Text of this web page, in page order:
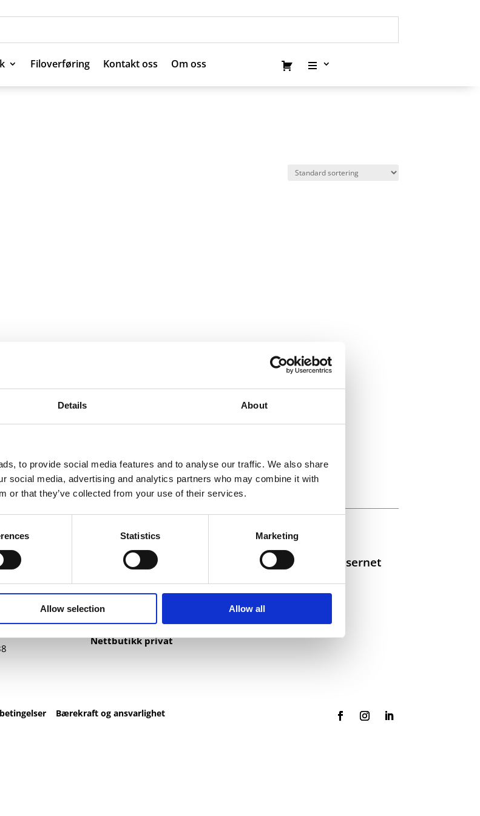
Details About
to provide social media features and to analyse our traffic. We also share
social media, advertising and analytics partners who may combine it with
or that they’ve collected from your use of their services.
Statistics Marketing
Allow selection Allow all
Filoverføring Kontakt oss Om oss
Filoverføring Kontakt oss Om oss
Nettbutikk
Kataloger
Trykksaker
Klær
Nettbutikk privat
Selskaper i konsernet
Bærekraft og ansvarlighet